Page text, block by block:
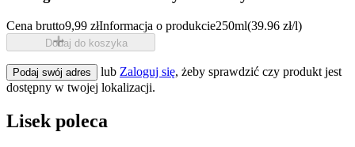
Cena brutto9,99 złInformacja o produkcie250ml(39.96 zł/l)
Dodaj do koszyka
Podaj swój adres lub Zaloguj się, żeby sprawdzić czy produkt jest
dostępny w twojej lokalizacji.
Lisek poleca